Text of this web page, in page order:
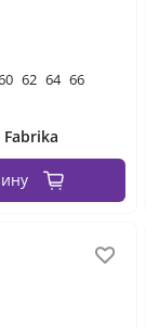
62 64 66
Fabrika